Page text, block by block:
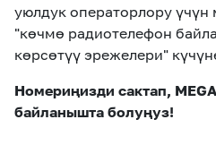
уюлдук операторлору үчүн
"көчмө радиотелефон
көрсөтүү эрежелери"
Номериңизди сактап,
байланышта болуңуз!